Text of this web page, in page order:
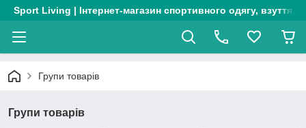
Sport Living | Інтернет-магазин спортивного одягу, взуття
Групи товарів
Групи товарів